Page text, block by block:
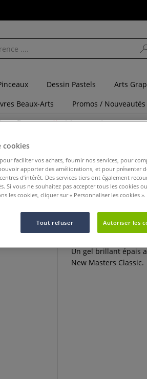
Dessin Pastels Arts
Beaux-Arts Promos / Nouveautés
configurer Chèques cadeaux
Médium
Old Holland
Un gel brillant épais
New Masters Classic.
cookies
faciliter vos achats, fournir nos services, pour
apporter des améliorations, et pour présenter
d’intérêt. Des services tiers ont également
Si vous ne souhaitez pas accepter tous les cookies
les cookies, cliquer sur « Personnaliser les cookies ».
Tout refuser Autoriser les